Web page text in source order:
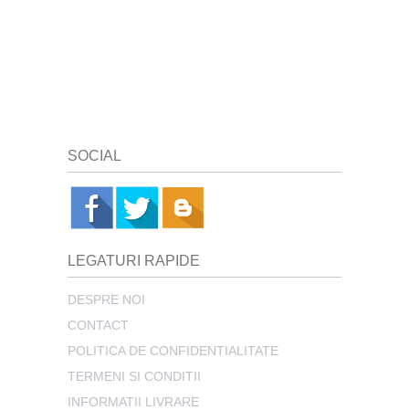
SOCIAL
LEGATURI RAPIDE
DESPRE NOI
CONTACT
POLITICA DE CONFIDENTIALITATE
TERMENI SI CONDITII
INFORMATII LIVRARE